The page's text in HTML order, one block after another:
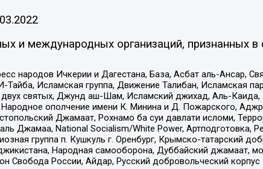
и международных организаций, признанных в
народов Ичкерии и Дагестана, База, Асбат аль-Ансар,
Исламская группа, Движение Талибан, Исламская
святых, Джунд аш-Шам, Исламский джихад, Аль-Каида,
ополчение имени К. Минина и Д. Пожарского, Аджр
Джамаат, Рохнамо ба суи давлати исломи,
Джамаа, National Socialism/White Power, Артподготовка,
группа п. Кушкуль г. Оренбург, Крымско-татарский
Народная самооборона, Дуббайский джамаат,
Свобода России, Айдар, Русский добровольческий корпус